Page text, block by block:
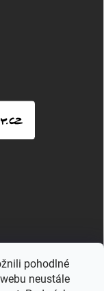
pohodlné
neustále